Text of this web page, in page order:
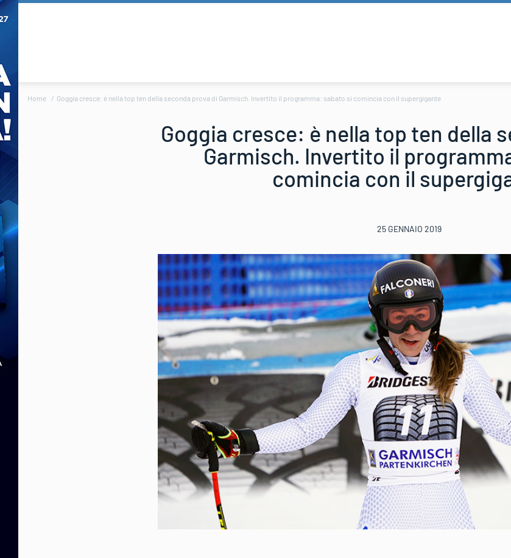
Home Goggia cresce: è nella top ten della seconda prova di Garmisch. Invertito il programma: sabato si comincia con il supergigante
Goggia cresce: è nella top ten della
Garmisch. Invertito il
comincia con il
25 GENNAIO 2019